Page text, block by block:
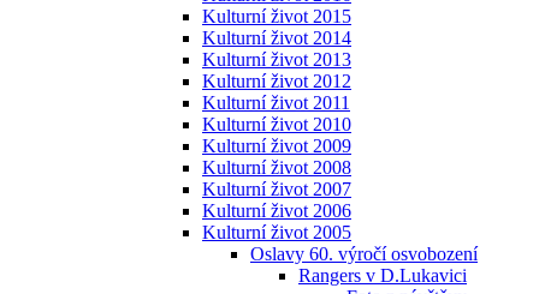
Kulturní život 2015
Kulturní život 2014
Kulturní život 2013
Kulturní život 2012
Kulturní život 2011
Kulturní život 2010
Kulturní život 2009
Kulturní život 2008
Kulturní život 2007
Kulturní život 2006
Kulturní život 2005
Oslavy 60. výročí osvobození
Rangers v D.Lukavici